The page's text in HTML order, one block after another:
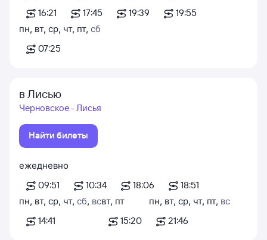
16:21
17:45 19:39
19:55
пн, вт, ср, чт, пт, сб
07:25
в Лисью
Черновское - Лисья
Найти билеты
ежедневно
09:51
10:34 18:06
18:51
пн, вт, ср, чт, сб, вс
14:41
вт, пт
15:20
пн, вт, ср, чт, пт, вс
21:46